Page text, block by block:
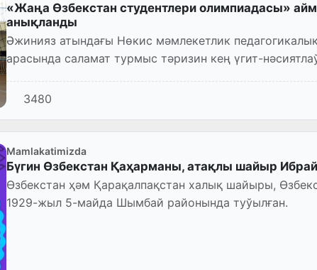
«Жаңа Өзбекстан студентлери олимпиадасы»
анықланды
Әжинияз атындағы Нөкис мәмлекетлик
арасында саламат турмыс тәризин кең үгит-
3480
Mamlakatimizda
Бүгин Өзбекстан Қаҳарманы, атақлы шайыр
Өзбекстан ҳәм Қарақалпақстан халық шайыры,
1929-жыл 5-майда Шымбай районында туўылған.